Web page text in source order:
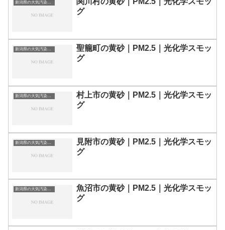
新潟県の大気汚染・PM2.5・黄砂・エアロゾルの数値
グ
新潟県の大気汚染・PM2.5・黄砂・エアロゾルの数値
聖籠町の黄砂｜PM2.5｜光化学スモッ
グ
新潟県の大気汚染・PM2.5・黄砂・エアロゾルの数値
村上市の黄砂｜PM2.5｜光化学スモッ
グ
新潟県の大気汚染・PM2.5・黄砂・エアロゾルの数値
見附市の黄砂｜PM2.5｜光化学スモッ
グ
新潟県の大気汚染・PM2.5・黄砂・エアロゾルの数値
魚沼市の黄砂｜PM2.5｜光化学スモッ
グ